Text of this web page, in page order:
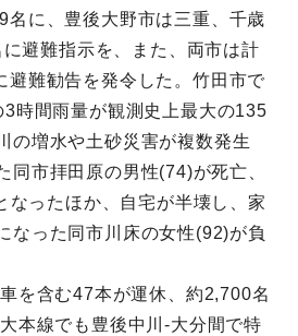
に、豊後大野市は三重、千歳
避難指示を、また、両市は計
難勧告を発令した。竹田市で
時間雨量が観測史上最大の135
の増水や土砂災害が複数発生
同市拝田原の男性(74)が死亡、
なったほか、自宅が半壊し、家
なった同市川床の女性(92)が負
を含む47本が運休、約2,700名
本線でも豊後中川-大分間で特